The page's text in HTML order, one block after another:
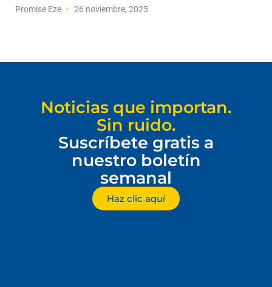
Promise Eze 26 noviembre, 2025
Noticias que importan.
Sin ruido.
Suscríbete gratis a
nuestro boletín
semanal
Haz clic aquí